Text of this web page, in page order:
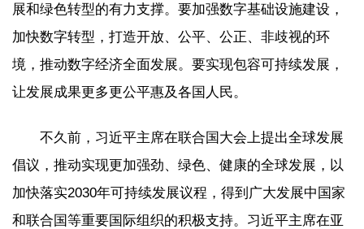
展和绿色转型的有力支撑。要加强数字基础设施建设，
加快数字转型，打造开放、公平、公正、非歧视的环
境，推动数字经济全面发展。要实现包容可持续发展，
让发展成果更多更公平惠及各国人民。
不久前，习近平主席在联合国大会上提出全球发展
倡议，推动实现更加强劲、绿色、健康的全球发展，以
加快落实2030年可持续发展议程，得到广大发展中国家
和联合国等重要国际组织的积极支持。习近平主席在亚